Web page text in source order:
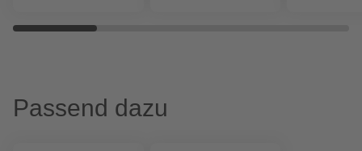
Passend dazu